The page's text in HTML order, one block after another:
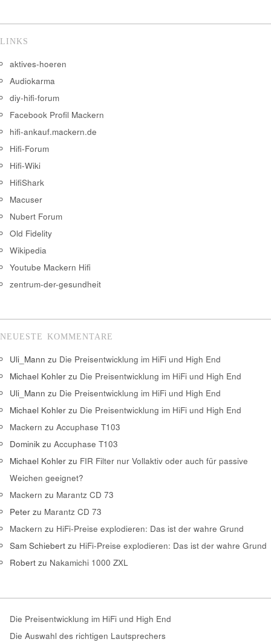
LINKS
aktives-hoeren
Audiokarma
diy-hifi-forum
Facebook Profil Mackern
hifi-ankauf.mackern.de
Hifi-Forum
Hifi-Wiki
HifiShark
Macuser
Nubert Forum
Old Fidelity
Wikipedia
Youtube Mackern Hifi
zentrum-der-gesundheit
NEUESTE KOMMENTARE
Uli_Mann zu Die Preisentwicklung im HiFi und High End
Michael Kohler zu Die Preisentwicklung im HiFi und High End
Uli_Mann zu Die Preisentwicklung im HiFi und High End
Michael Kohler zu Die Preisentwicklung im HiFi und High End
Mackern zu Accuphase T103
Dominik zu Accuphase T103
Michael Kohler zu FIR Filter nur Vollaktiv oder auch für passive
Weichen geeignet?
Mackern zu Marantz CD 73
Peter zu Marantz CD 73
Mackern zu HiFi-Preise explodieren: Das ist der wahre Grund
Sam Schiebert zu HiFi-Preise explodieren: Das ist der wahre Grund
Robert zu Nakamichi 1000 ZXL
Die Preisentwicklung im HiFi und High End
Die Auswahl des richtigen Lautsprechers